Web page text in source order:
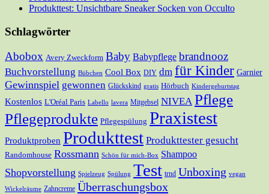
Produkttest: Unsichtbare Sneaker Socken von Occulto
Schlagwörter
Abobox Avery Zweckform Baby Babypflege brandnooz
Buchvorstellung Bübchen Cool Box DIY dm für Kinder Garnier
Gewinnspiel gewonnen Glückskind gratis Hörbuch Kindergeburtstag
Kostenlos L'Oréal Paris Labello lavera Mitgebsel NIVEA Pflege
Pflegeprodukte Pflegespülung Praxistest
Produktproben Produkttest Produkttester gesucht
Randomhouse Rossmann Schön für mich-Box Shampoo
Shopvorstellung Spielzeug Spülung Test trnd Unboxing vegan
Wickelräume Zahncreme Überraschungsbox